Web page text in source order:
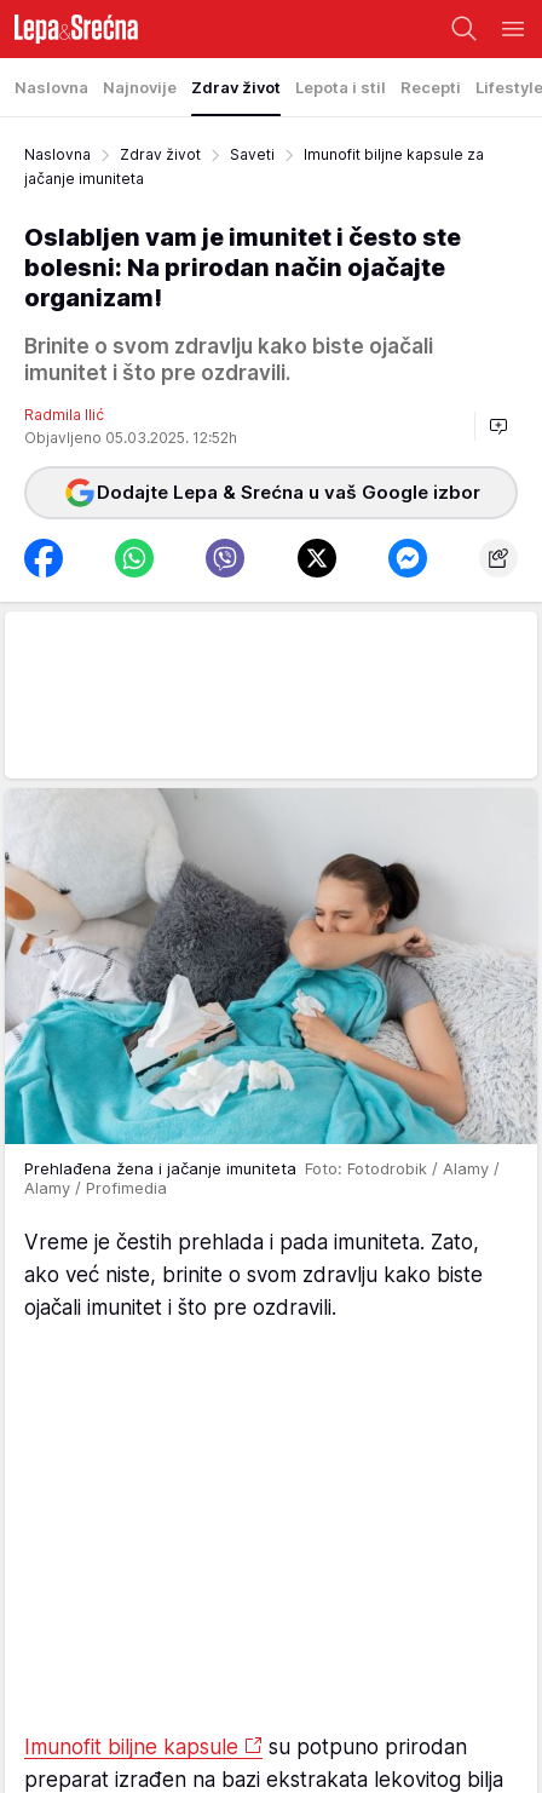
Naslovna Najnovije Zdrav život Lepota i stil Recepti Lifestyle
Naslovna Zdrav život Saveti
Imunofit biljne kapsule za
jačanje imuniteta
Oslabljen vam je imunitet i često ste
bolesni: Na prirodan način ojačajte
organizam!
Brinite o svom zdravlju kako biste ojačali
imunitet i što pre ozdravili.
Radmila Ilić
Objavljeno 05.03.2025. 12:52h
Dodajte Lepa & Srećna u vaš Google izbor
Prehlađena žena i jačanje imuniteta Foto: Fotodrobik / Alamy /
Alamy / Profimedia
Vreme je čestih prehlada i pada imuniteta. Zato,
ako već niste, brinite o svom zdravlju kako biste
ojačali imunitet i što pre ozdravili.
Imunofit biljne kapsule
su potpuno prirodan
preparat izrađen na bazi ekstrakata lekovitog bilja